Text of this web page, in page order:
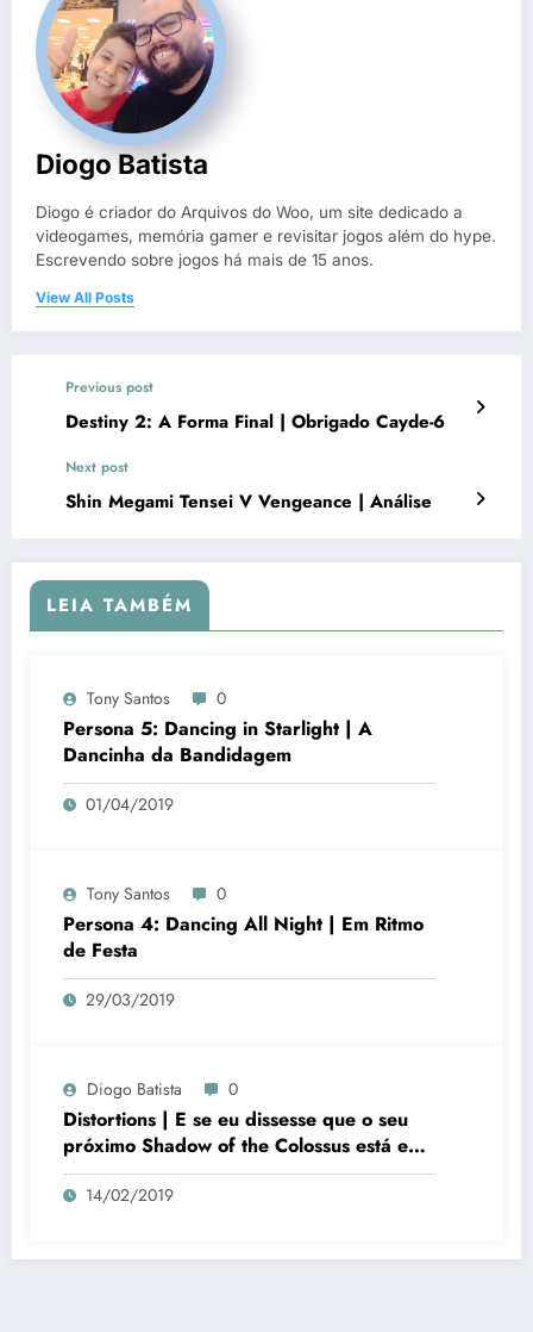
Diogo Batista
Diogo é criador do Arquivos do Woo, um site dedicado a
videogames, memória gamer e revisitar jogos além do hype.
Escrevendo sobre jogos há mais de 15 anos.
View All Posts
Previous post
Destiny 2: A Forma Final | Obrigado Cayde-6
Next post
Shin Megami Tensei V Vengeance | Análise
LEIA TAMBÉM
Tony Santos 0
Persona 5: Dancing in Starlight | A
Dancinha da Bandidagem
01/04/2019
Tony Santos 0
Persona 4: Dancing All Night | Em Ritmo
de Festa
29/03/2019
Diogo Batista 0
Distortions | E se eu dissesse que o seu
próximo Shadow of the Colossus está em
Distortions
14/02/2019